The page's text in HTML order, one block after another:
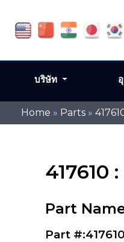
Home » Parts »
417610
Part
Part #:417610
บริษัท